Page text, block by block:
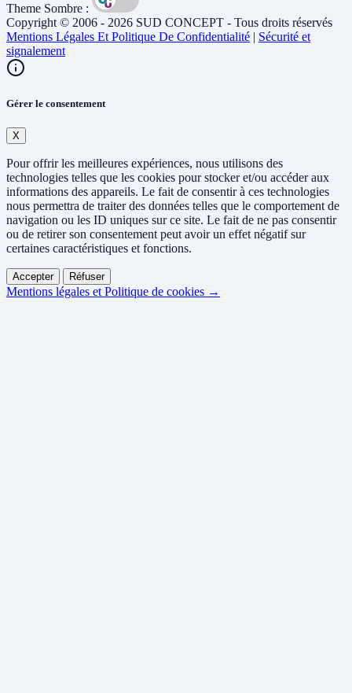
Theme Sombre :
Copyright © 2006 - 2026 SUD CONCEPT - Tous droits réservés
Mentions Légales Et Politique De Confidentialité | Sécurité et
signalement
Gérer le consentement
X
Pour offrir les meilleures expériences, nous utilisons des
technologies telles que les cookies pour stocker et/ou accéder aux
informations des appareils. Le fait de consentir à ces technologies
nous permettra de traiter des données telles que le comportement de
navigation ou les ID uniques sur ce site. Le fait de ne pas consentir
ou de retirer son consentement peut avoir un effet négatif sur
certaines caractéristiques et fonctions.
Accepter Réfuser
Mentions légales et Politique de cookies →